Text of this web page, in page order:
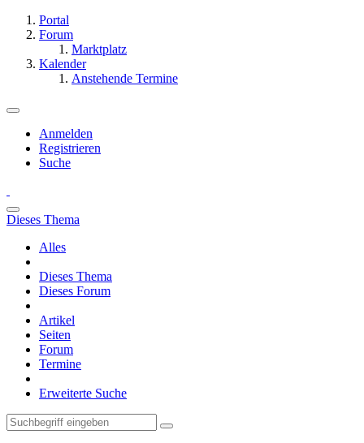
Portal
Forum
Marktplatz
Kalender
Anstehende Termine
Anmelden
Registrieren
Suche
Dieses Thema
Alles
Dieses Thema
Dieses Forum
Artikel
Seiten
Forum
Termine
Erweiterte Suche